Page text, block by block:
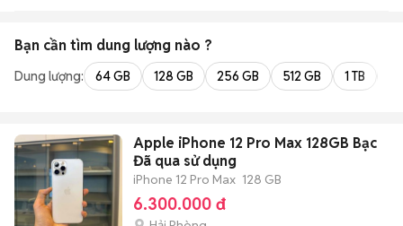
Bạn cần tìm dung lượng nào ?
Dung lượng: 64 GB 128 GB 256 GB 512 GB 1 TB
Apple iPhone 12 Pro Max 128GB Bạc
Đã qua sử dụng
iPhone 12 Pro Max 128 GB
6.300.000 đ